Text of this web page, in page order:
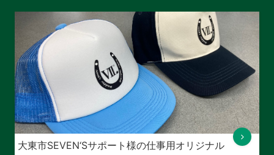
大東市SEVEN‘Sサポート様の仕事用オリジナル